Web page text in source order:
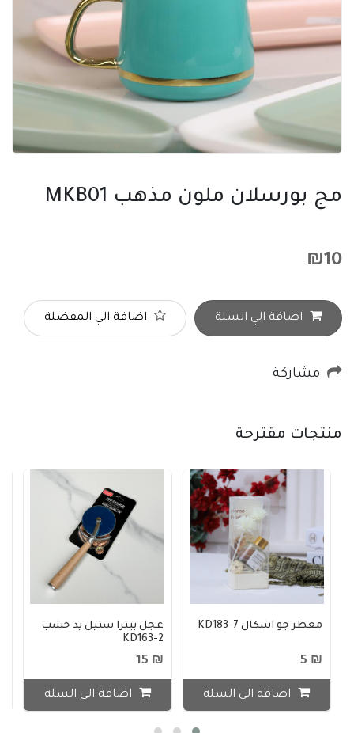
مج بورسلان ملون مذهب MKB01
₪10
اضافة الي السلة اضافة الي المفضلة
مشاركة
منتجات مقترحة
معطر جو اشكال KD183-7
₪ 5
اضافة الي السلة
عجل بيتزا ستيل يد خشب
KD163-2
₪ 15
اضافة الي السلة